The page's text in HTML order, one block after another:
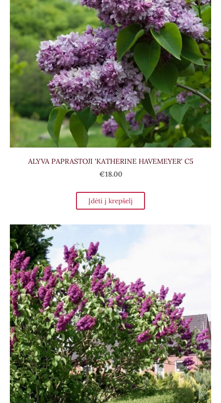
ALYVA PAPRASTOJI 'KATHERINE HAVEMEYER' C5
€18.00
Įdėti į krepšelį